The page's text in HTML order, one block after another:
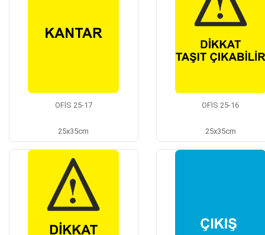
OFİS 25-17
25x35cm
OFİS 25-16
25x35cm